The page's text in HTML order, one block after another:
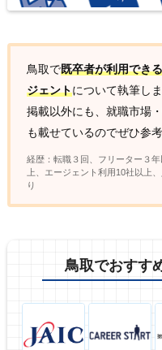
鳥取で既卒者が利用でき
ジェントについて執筆し
掲載以外にも、就職市場
も載せているのでぜひ参
経歴：転職３回、フリーター３
上、エージェント利用10社以上
り
鳥取でおすす